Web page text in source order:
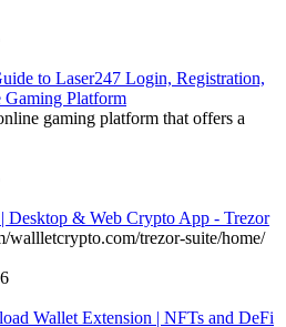
to Laser247 Login, Registration,
Platform
gaming platform that offers a
Desktop & Web Crypto App - Trezor
wallletcrypto.com/trezor-suite/home/
Wallet Extension | NFTs and DeFi